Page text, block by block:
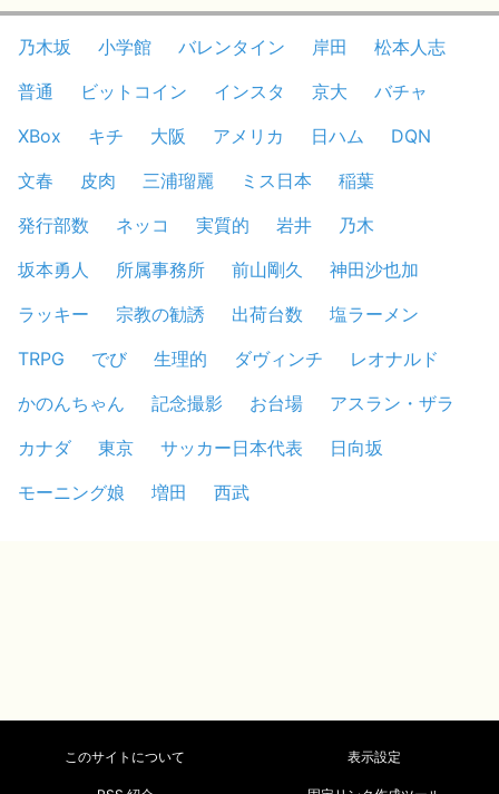
乃木坂 小学館 バレンタイン 岸田
松本人志
普通
ビットコイン インスタ 京大
バチャ
XBox
キチ 大阪 アメリカ 日ハム
DQN
文春
皮肉 三浦瑠麗 ミス日本
稲葉
発行部数
ネッコ 実質的 岩井
乃木
坂本勇人
所属事務所 前山剛久
神田沙也加
ラッキー
宗教の勧誘 出荷台数
塩ラーメン
TRPG
でび 生理的 ダヴィンチ
レオナルド
かのんちゃん
記念撮影 お台場
アスラン・ザラ
カナダ
東京 サッカー日本代表
日向坂
モーニング娘
増田 西武
このサイトについて 表示設定